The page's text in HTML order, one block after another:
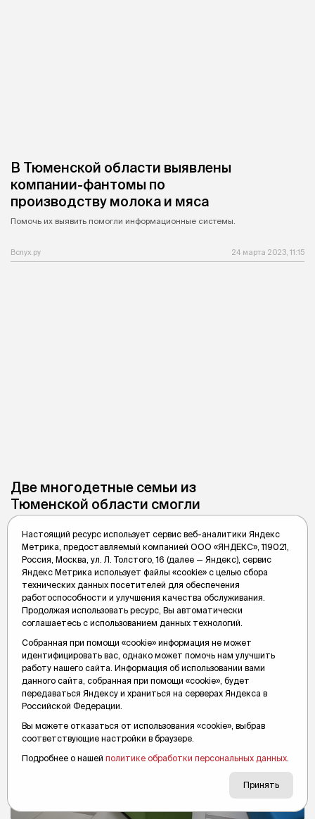
В Тюменской области выявлены
компании-фантомы по
производству молока и мяса
Помочь их выявить помогли информационные системы.
Вслух.ру 24 марта 2023, 11:15
Две многодетные семьи из
Тюменской области смогли
достроить дома после звонка
губернатору
На выделенные средства сельчане сделали ремонт и
расширили жилую площадь.
Вслух.ру 24 марта 2023, 10:47
Настоящий ресурс использует сервис веб-аналитики Яндекс
Метрика, предоставляемый компанией ООО «ЯНДЕКС», 119021,
Россия, Москва, ул. Л. Толстого, 16 (далее — Яндекс), сервис
Яндекс Метрика использует файлы «cookie» с целью сбора
технических данных посетителей для обеспечения
работоспособности и улучшения качества обслуживания.
Продолжая использовать ресурс, Вы автоматически
соглашаетесь с использованием данных технологий.
Собранная при помощи «cookie» информация не может
идентифицировать вас, однако может помочь нам улучшить
работу нашего сайта. Информация об использовании вами
данного сайта, собранная при помощи «cookie», будет
передаваться Яндексу и храниться на серверах Яндекса в
Российской Федерации.
Вы можете отказаться от использования «cookie», выбрав
соответствующие настройки в браузере.
Подробнее о нашей политике обработки персональных данных
Принять